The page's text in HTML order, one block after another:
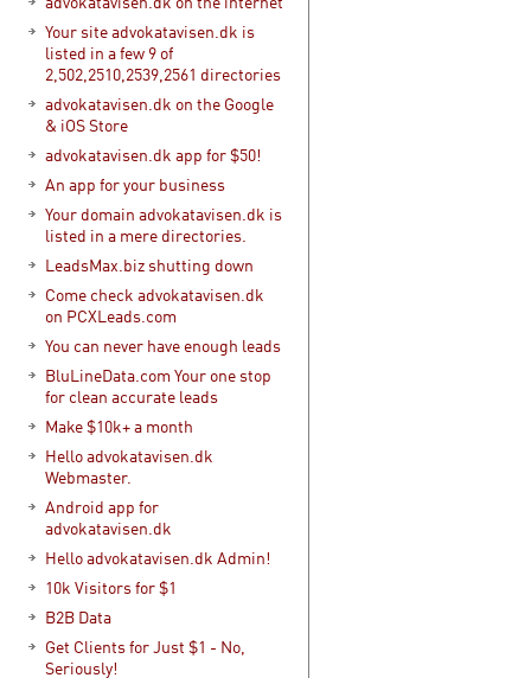
Your site advokatavisen.dk is
listed in a few 9 of
2,502,2510,2539,2561 directories
advokatavisen.dk on the Google
& iOS Store
advokatavisen.dk app for $50!
An app for your business
Your domain advokatavisen.dk is
listed in a mere directories.
LeadsMax.biz shutting down
Come check advokatavisen.dk
on PCXLeads.com
You can never have enough leads
BluLineData.com Your one stop
for clean accurate leads
Make $10k+ a month
Hello advokatavisen.dk
Webmaster.
Android app for
advokatavisen.dk
Hello advokatavisen.dk Admin!
10k Visitors for $1
B2B Data
Get Clients for Just $1 - No,
Seriously!